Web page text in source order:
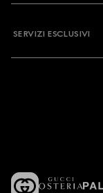
SERVIZI ESCLUSIVI